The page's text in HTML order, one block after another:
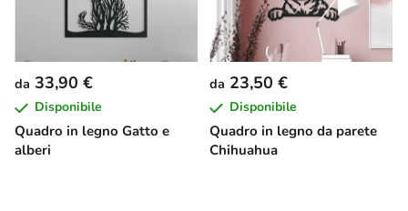
Quadro in legno Gatto e
alberi
da 33,90 €
Disponibile
Quadro in legno da parete
Chihuahua
da 23,50 €
Disponibile